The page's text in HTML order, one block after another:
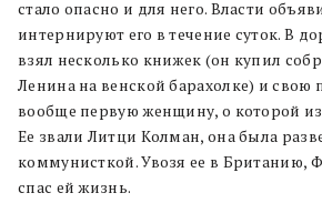
стало опасно и для него. Власти
интернируют его в течение суток. В
взял несколько книжек (он купил
Ленина на венской барахолке) и свою
вообще первую женщину, о которой
Ее звали Литци Колман, она была
коммунисткой. Увозя ее в Британию,
спас ей жизнь.